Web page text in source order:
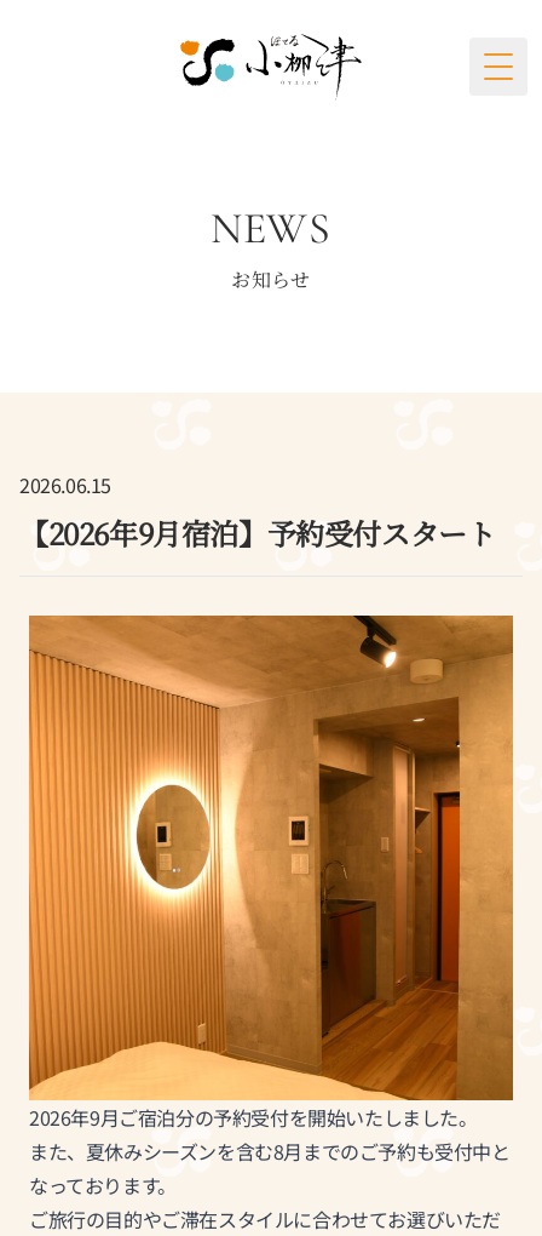
NEWS
お知らせ
2026.06.15
【2026年9月宿泊】予約受付スタート
2026年9月ご宿泊分の予約受付を開始いたしました。
また、夏休みシーズンを含む8月までのご予約も受付中と
なっております。
ご旅行の目的やご滞在スタイルに合わせてお選びいただ